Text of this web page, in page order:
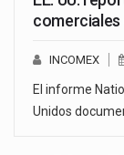
comerciales
INCOMEX
El informe
Unidos